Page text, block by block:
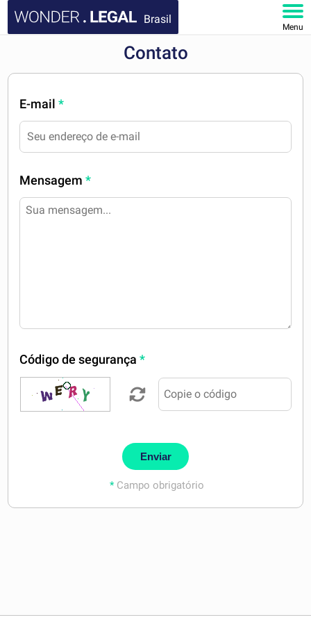
Brasil
Menu
FAQ
Contato
E-mail *
Mensagem *
Código de segurança *
Enviar
* Campo obrigatório